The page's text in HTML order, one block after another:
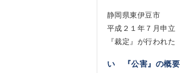
静岡県東伊豆市
平成２１年７月申立
『裁定』が行われた
い 『公害』の概要